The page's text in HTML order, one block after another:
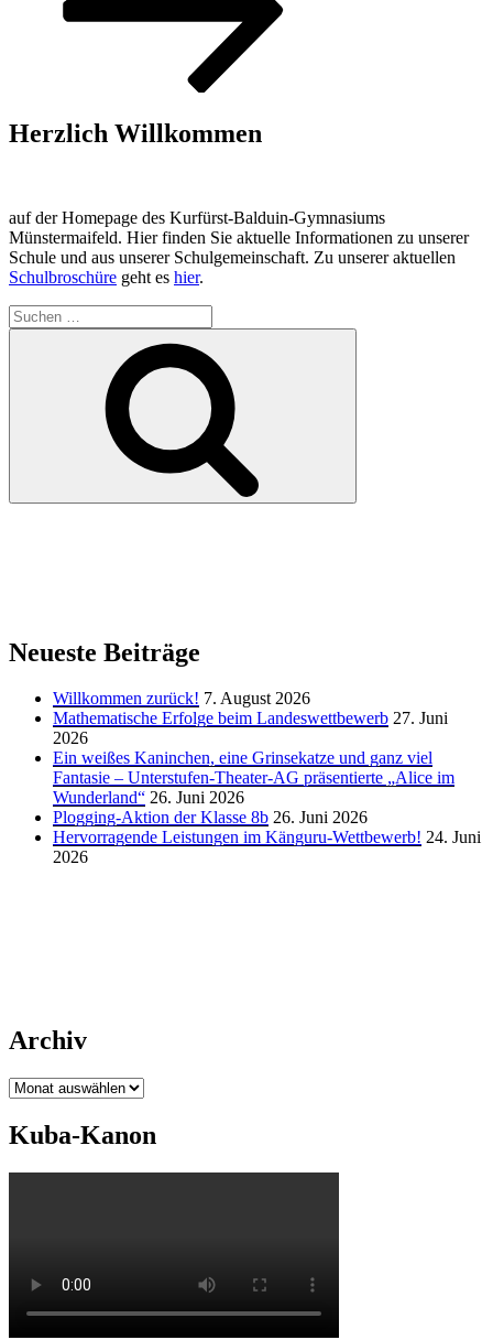
Herzlich Willkommen
auf der Homepage des Kurfürst-Balduin-Gymnasiums
Münstermaifeld. Hier finden Sie aktuelle Informationen zu unserer
Schule und aus unserer Schulgemeinschaft. Zu unserer aktuellen
Schulbroschüre geht es hier.
Suchen
nach:
Neueste Beiträge
Willkommen zurück! 7. August 2026
Mathematische Erfolge beim Landeswettbewerb 27. Juni
2026
Ein weißes Kaninchen, eine Grinsekatze und ganz viel
Fantasie – Unterstufen-Theater-AG präsentierte „Alice im
Wunderland“ 26. Juni 2026
Plogging-Aktion der Klasse 8b 26. Juni 2026
Hervorragende Leistungen im Känguru-Wettbewerb! 24. Juni
2026
Archiv
Archiv
Kuba-Kanon